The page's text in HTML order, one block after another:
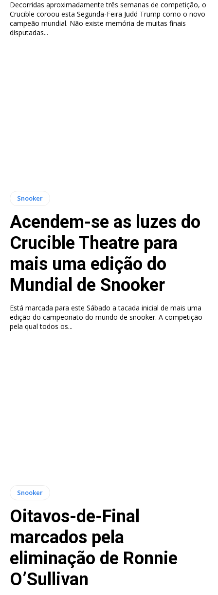
Decorridas aproximadamente três semanas de competição, o
Crucible coroou esta Segunda-Feira Judd Trump como o novo
campeão mundial. Não existe memória de muitas finais
disputadas...
Snooker
Acendem-se as luzes do
Crucible Theatre para
mais uma edição do
Mundial de Snooker
Está marcada para este Sábado a tacada inicial de mais uma
edição do campeonato do mundo de snooker. A competição
pela qual todos os...
Snooker
Oitavos-de-Final
marcados pela
eliminação de Ronnie
O’Sullivan